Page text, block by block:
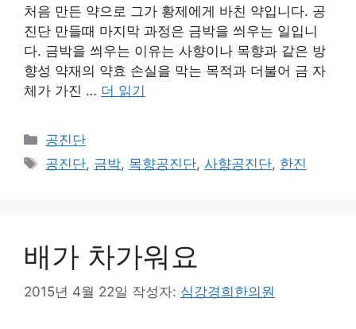
처음 만든 약으로 그가 황제에게 바친 약입니다. 공
진단 만들때 마지막 과정은 금박을 씌우는 일입니
다. 금박을 씌우는 이유는 사향이나 목향과 같은 방
향성 약재의 약효 손실을 막는 목적과 더불어 금 자
체가 가진 … 더 읽기
카
테
공진단
태
공진단, 금박, 목향공진단,사향공진단, 한진
배가 차가워요
2015년 4월 22일 작성자: 심강경희한의원